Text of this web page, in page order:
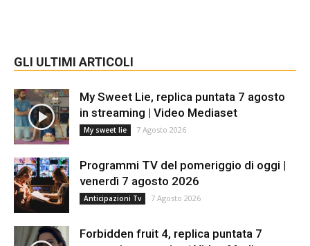
GLI ULTIMI ARTICOLI
My Sweet Lie, replica puntata 7 agosto
in streaming | Video Mediaset
My sweet lie 7 Agosto 2026
Programmi TV del pomeriggio di oggi |
venerdì 7 agosto 2026
Anticipazioni Tv 7 Agosto 2026
Forbidden fruit 4, replica puntata 7